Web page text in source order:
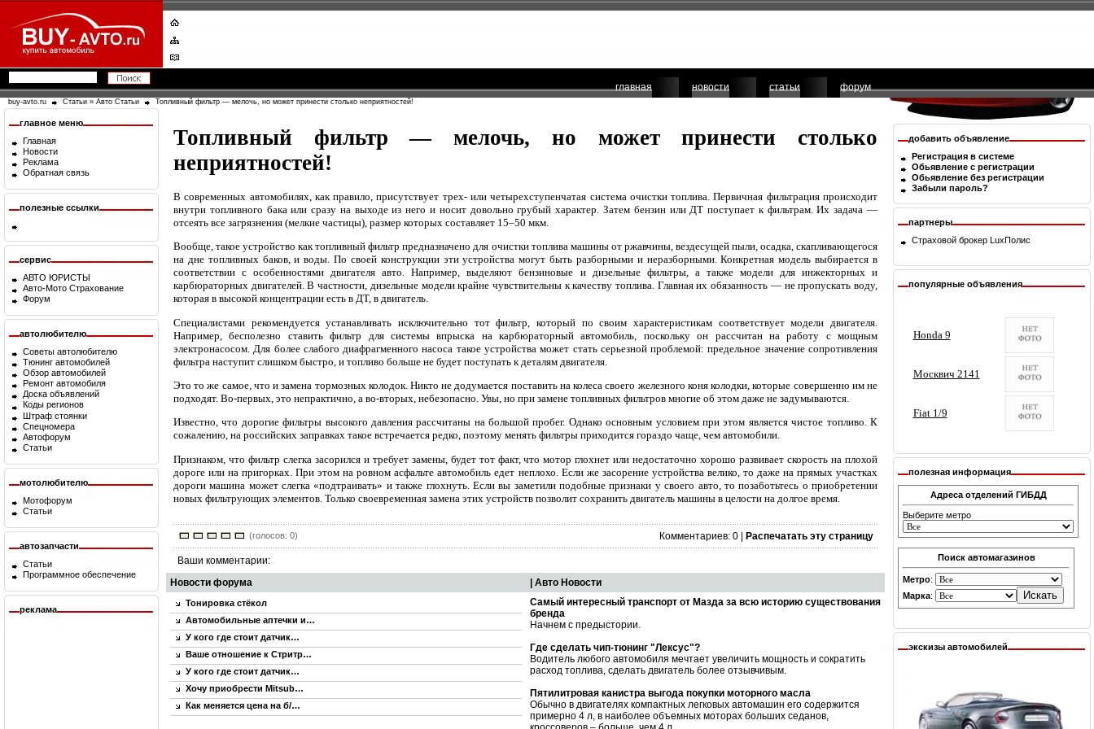
главная новости статьи форум
buy-avto.ru Статьи » Авто Статьи Топливный фильтр — мелочь, но может принести столько неприятностей!
главное меню
Главная
Новости
Реклама
Обратная связь
полезные ссылки
сервис
АВТО ЮРИСТЫ
Авто-Мото Страхование
Форум
автолюбителю
Советы автолюбителю
Тюнинг автомобилей
Обзор автомобилей
Ремонт автомобиля
Доска объявлений
Коды регионов
Штраф стоянки
Спецномера
Автофорум
Статьи
мотолюбителю
Мотофорум
Статьи
автозапчасти
Статьи
Программное обеспечение
реклама
Топливный фильтр — мелочь, но может принести столько
неприятностей!
В современных автомобилях, как правило, присутствует трех- или четырехступенчатая система очистки топлива. Первичная фильтрация происходит
внутри топливного бака или сразу на выходе из него и носит довольно грубый характер. Затем бензин или ДТ поступает к фильтрам. Их задача —
отсеять все загрязнения (мелкие частицы), размер которых составляет 15–50 мкм.
Вообще, такое устройство как топливный фильтр предназначено для очистки топлива машины от ржавчины, вездесущей пыли, осадка, скапливающегося
на дне топливных баков, и воды. По своей конструкции эти устройства могут быть разборными и неразборными. Конкретная модель выбирается в
соответствии с особенностями двигателя авто. Например, выделяют бензиновые и дизельные фильтры, а также модели для инжекторных и
карбюраторных двигателей. В частности, дизельные модели крайне чувствительны к качеству топлива. Главная их обязанность — не пропускать воду,
которая в высокой концентрации есть в ДТ, в двигатель.
Специалистами рекомендуется устанавливать исключительно тот фильтр, который по своим характеристикам соответствует модели двигателя.
Например, бесполезно ставить фильтр для системы впрыска на карбюраторный автомобиль, поскольку он рассчитан на работу с мощным
электронасосом. Для более слабого диафрагменного насоса такое устройства может стать серьезной проблемой: предельное значение сопротивления
фильтра наступит слишком быстро, и топливо больше не будет поступать к деталям двигателя.
Это то же самое, что и замена тормозных колодок. Никто не додумается поставить на колеса своего железного коня колодки, которые совершенно им не
подходят. Во-первых, это непрактично, а во-вторых, небезопасно. Увы, но при замене топливных фильтров многие об этом даже не задумываются.
Известно, что дорогие фильтры высокого давления рассчитаны на большой пробег. Однако основным условием при этом является чистое топливо. К
сожалению, на российских заправках такое встречается редко, поэтому менять фильтры приходится гораздо чаще, чем автомобили.
Признаком, что фильтр слегка засорился и требует замены, будет тот факт, что мотор глохнет или недостаточно хорошо развивает скорость на плохой
дороге или на пригорках. При этом на ровном асфальте автомобиль едет неплохо. Если же засорение устройства велико, то даже на прямых участках
дороги машина может слегка «подтраивать» и также глохнуть. Если вы заметили подобные признаки у своего авто, то позаботьтесь о приобретении
новых фильтрующих элементов. Только своевременная замена этих устройств позволит сохранить двигатель машины в целости на долгое время.
(голосов: 0) Комментариев: 0 | Распечатать эту страницу
Ваши комментарии:
Новости форума
| Авто Новости
Тонировка стёкол
Автомобильные аптечки и…
У кого где стоит датчик…
Ваше отношение к Стритр…
У кого где стоит датчик…
Хочу приобрести Mitsub…
Как меняется цена на б/…
Самый интересный транспорт от Мазда за всю историю существования
бренда
Начнем с предыстории.
Где сделать чип-тюнинг "Лексус"?
Водитель любого автомобиля мечтает увеличить мощность и сократить
расход топлива, сделать двигатель более отзывчивым.
Пятилитровая канистра выгода покупки моторного масла
Обычно в двигателях компактных легковых автомашин его содержится
примерно 4 л, в наиболее объемных моторах больших седанов,
добавить объявление
Регистрация в системе
Обьявление с регистрации
Обьявление без регистрации
Забыли пароль?
партнеры
Страховой брокер LuxПолис
популярные объявления
полезная информация
Адреса отделений ГИБДД
Выберите метро
Поиск автомагазинов
Метро:
Марка:
экскизы автомобилей